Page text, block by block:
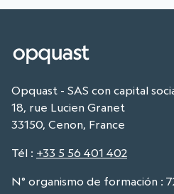
Opquast - SAS con capital
18, rue Lucien Granet
33150, Cenon, France
Tél : +33 5 56 401 402
N° organismo de formación :